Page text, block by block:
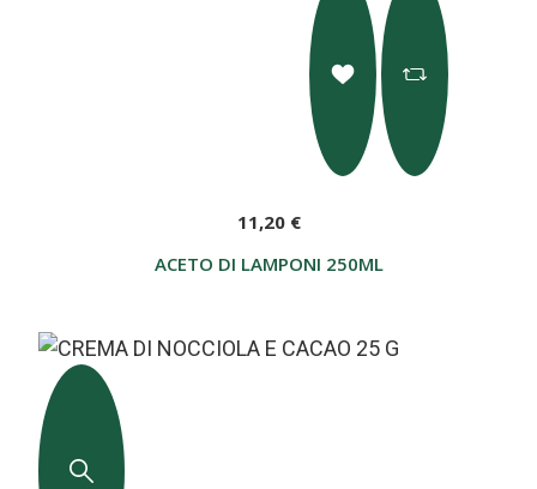
ACETO DI LAMPONI 250ML
11,20 €